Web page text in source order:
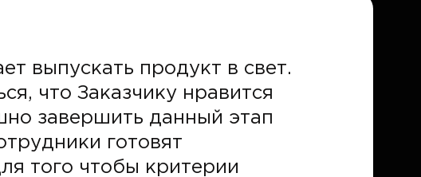
выпускать продукт в свет.
что Заказчику нравится
завершить данный этап
готовят
того чтобы критерии